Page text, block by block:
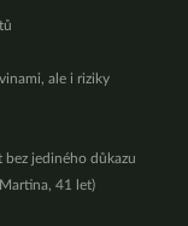
ale i riziky
bez jediného důkazu
41 let)